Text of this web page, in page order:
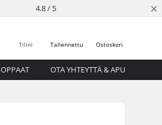
4.8 / 5 ×
Ostoskori
Tallennettu
Tilini
OPPAAT OTA YHTEYTTÄ & APU